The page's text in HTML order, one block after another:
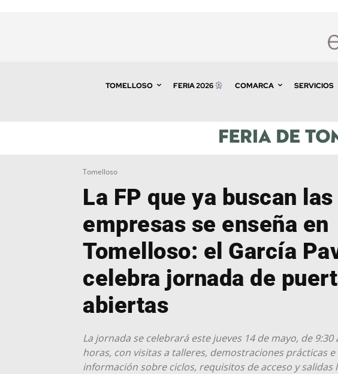
TOMELLOSO FERIA 2026 COMARCA SERVICIOS
Tomelloso
La FP que ya buscan las
empresas se enseña en
Tomelloso: el García
celebra jornada de
abiertas
La jornada se celebrará este jueves 14 de mayo, de 9:30
horas, con visitas a talleres, demostraciones prácticas e
información sobre ciclos, requisitos de acceso y salidas